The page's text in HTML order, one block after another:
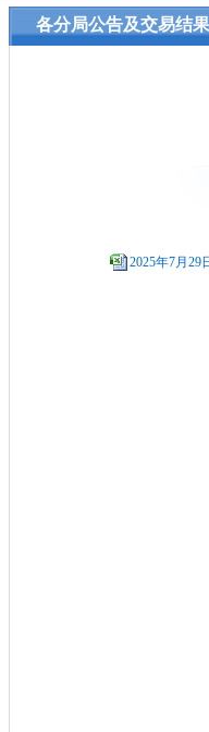
各分局公告及交易结果
2025年7月29